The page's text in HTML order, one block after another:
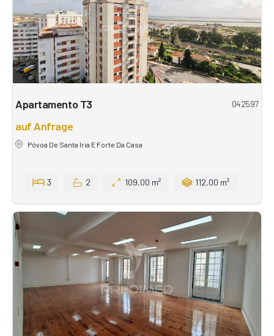
Apartamento T3 042597
auf Anfrage
Póvoa De Santa Iria E Forte Da Casa
3 2 109,00 m² 112,00 m²